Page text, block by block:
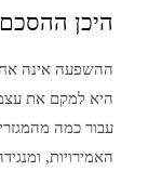
היכן
ההשפעה אינה
היא למקם את
עבור כמה
האמירויות,